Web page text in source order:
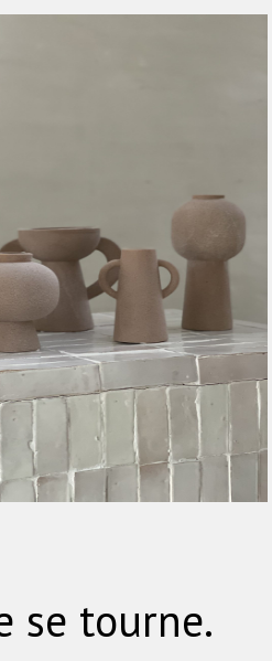
se tourne.